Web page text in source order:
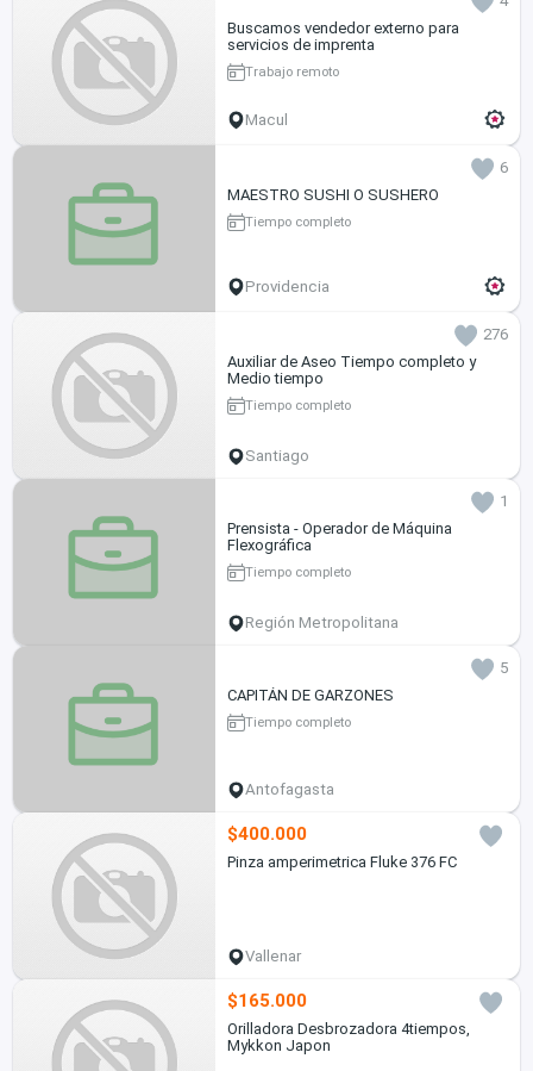
Buscamos vendedor externo para
servicios de imprenta
Trabajo remoto
Macul
6
MAESTRO SUSHI O SUSHERO
Tiempo completo
Providencia
276
Auxiliar de Aseo Tiempo completo y
Medio tiempo
Tiempo completo
Santiago
1
Prensista - Operador de Máquina
Flexográfica
Tiempo completo
Región Metropolitana
5
CAPITÁN DE GARZONES
Tiempo completo
Antofagasta
$400.000
Pinza amperimetrica Fluke 376 FC
Vallenar
$165.000
Orilladora Desbrozadora 4tiempos,
Mykkon Japon